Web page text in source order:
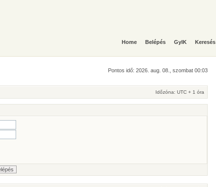
Home Belépés GyIK Keresés
Pontos idő: 2026. aug. 08., szombat 00:03
Időzóna: UTC + 1 óra